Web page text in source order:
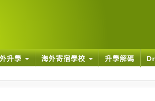
升學 海外寄宿學校 升學解碼